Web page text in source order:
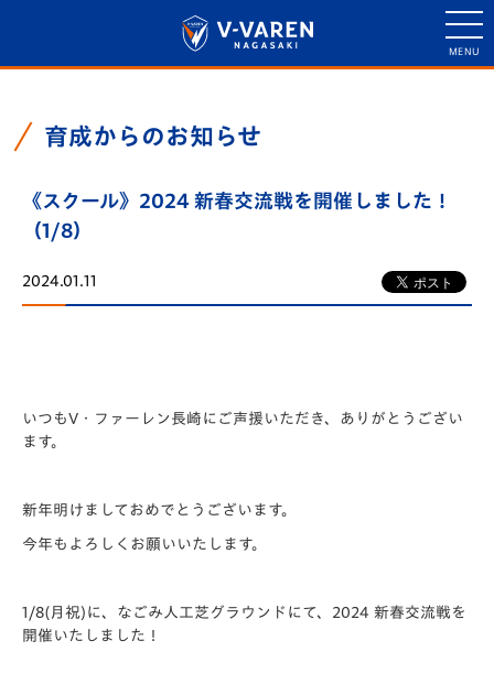
育成からのお知らせ
《スクール》2024 新春交流戦を開催しました！
（1/8）
2024.01.11
いつもV・ファーレン長崎にご声援いただき、ありがとうござい
ます。
新年明けましておめでとうございます。
今年もよろしくお願いいたします。
1/8(月祝)に、なごみ人工芝グラウンドにて、2024 新春交流戦を
開催いたしました！